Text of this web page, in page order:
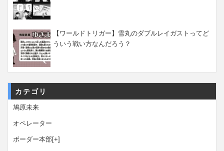
【ワールドトリガー】雪丸のダブルレイガストってど
ういう戦い方なんだろう？
カテゴリ
鳩原未来
オペレーター
ボーダー本部[+]